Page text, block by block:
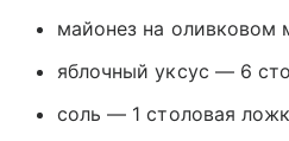
майонез на оливковом
яблочный уксус — 6
соль — 1 столовая